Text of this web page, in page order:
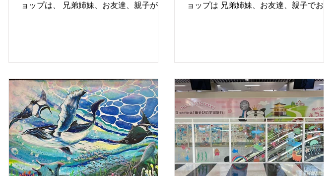
ョップは、 兄弟姉妹、お友達、親子がお
に包まれた素敵な光景が広がっていまし
た。 虹色チョーク”キットパス”をつか
い、子ども達のカラフルで元気な絵で、
ハロウィンのアート空間が見事に誕生し
ました。 今回も貴重な機会を提供いただ
いた、 ルララこうほく様心より感謝申し
上げます。 10月31日まで展示されており
ますので、 キッズ達のハロウィンアート
を見に行かれてみてください。 ＜開催概
要＞-----------------------------------------------------
ョップは 兄弟姉妹、お友達、親子でお絵
れた素敵な光景が広がっていました。 ガ
ラスには「夏に楽しみたい絵」をテーマ
に描いた 子ども達のカラフルで元気な絵
で 夏を楽しむアート空間が見事に誕生し
ていました。 会期中に笑顔を欠かさず子
ども達を楽しませてくださった ワークシ
ョップ講師の増田元美さん 本当にありが
とうございました。 また今回も貴重なご
機会をいただいた、 イオンモール太田
様、心より感謝申し上げます。 6月22日